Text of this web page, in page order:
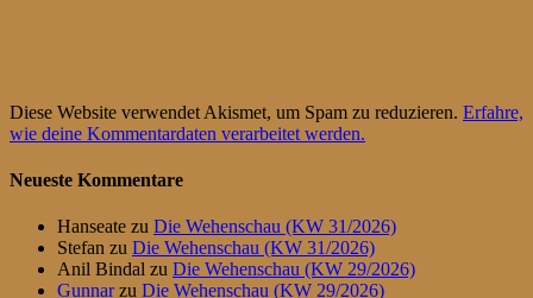
Diese Website verwendet Akismet, um Spam zu reduzieren. Erfahre,
wie deine Kommentardaten verarbeitet werden.
Neueste Kommentare
Hanseate zu Die Wehenschau (KW 31/2026)
Stefan zu Die Wehenschau (KW 31/2026)
Anil Bindal zu Die Wehenschau (KW 29/2026)
Gunnarzu Die Wehenschau (KW 29/2026)